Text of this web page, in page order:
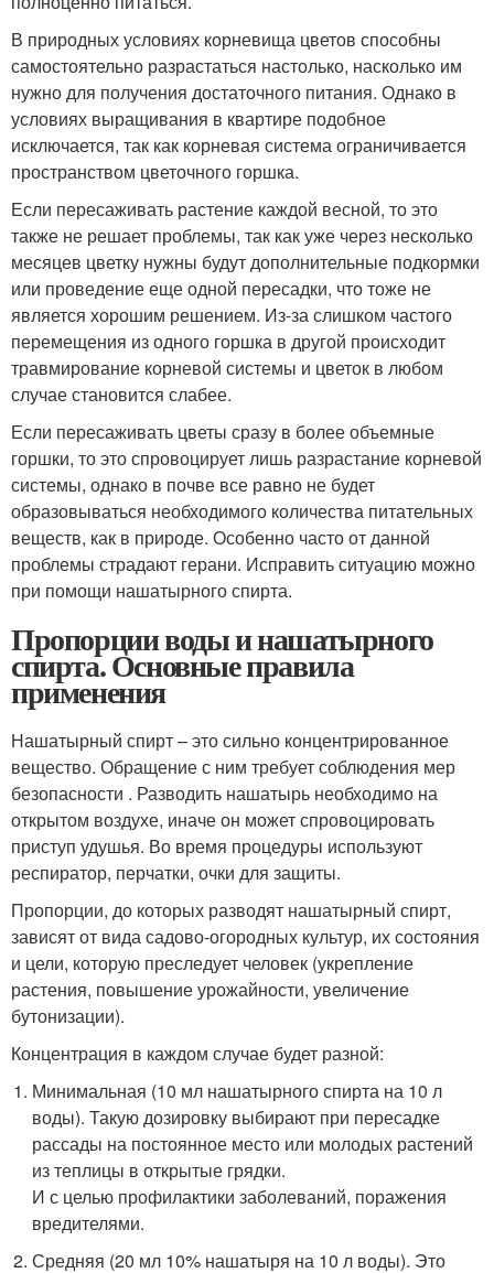
В природных условиях корневища цветов способны
самостоятельно разрастаться настолько, насколько им
нужно для получения достаточного питания. Однако в
условиях выращивания в квартире подобное
исключается, так как корневая система ограничивается
пространством цветочного горшка.
Если пересаживать растение каждой весной, то это
также не решает проблемы, так как уже через несколько
месяцев цветку нужны будут дополнительные подкормки
или проведение еще одной пересадки, что тоже не
является хорошим решением. Из-за слишком частого
перемещения из одного горшка в другой происходит
травмирование корневой системы и цветок в любом
случае становится слабее.
Если пересаживать цветы сразу в более объемные
горшки, то это спровоцирует лишь разрастание корневой
системы, однако в почве все равно не будет
образовываться необходимого количества питательных
веществ, как в природе. Особенно часто от данной
проблемы страдают герани. Исправить ситуацию можно
при помощи нашатырного спирта.
Пропорции воды и нашатырного
спирта. Основные правила
применения
Нашатырный спирт – это сильно концентрированное
вещество. Обращение с ним требует соблюдения мер
безопасности . Разводить нашатырь необходимо на
открытом воздухе, иначе он может спровоцировать
приступ удушья. Во время процедуры используют
респиратор, перчатки, очки для защиты.
Пропорции, до которых разводят нашатырный спирт,
зависят от вида садово-огородных культур, их состояния
и цели, которую преследует человек (укрепление
растения, повышение урожайности, увеличение
бутонизации).
Концентрация в каждом случае будет разной:
Минимальная (10 мл нашатырного спирта на 10 л
воды). Такую дозировку выбирают при пересадке
рассады на постоянное место или молодых растений
из теплицы в открытые грядки.
И с целью профилактики заболеваний, поражения
вредителями.
Средняя (20 мл 10% нашатыря на 10 л воды). Это